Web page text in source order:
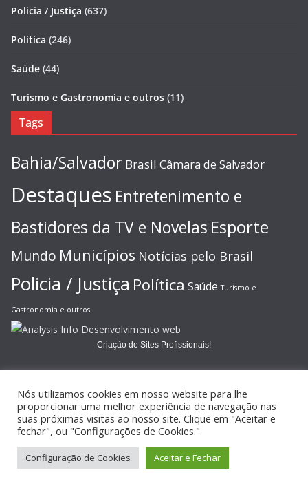
Policia / Justiça (637)
Política (246)
Saúde (44)
Turismo e Gastronomia e outros (11)
Tags
Bahia/Salvador Brasil Câmara de Salvador
Destaques Entretenimento e
Bastidores da TV e Novelas Esporte
Mundo Municípios Notícias pelo Brasil
Policia / Justiça Política Saúde Turismo e
Gastronomia e outros
Criação de Sites Profissionais!
Copyright © 2026JORNAL GAZETA ONLINE
reservados.
Tema:ColorMagpor ThemeGrill. Powered by
Nós utilizamos cookies em nosso website para lhe
proporcionar uma melhor experiência de navegação nas
suas próximas visitas ao nosso site. Clique em "Aceitar e
fechar", ou "Configurações de Cookies."
Configuração de Cookies Aceitar e Fechar